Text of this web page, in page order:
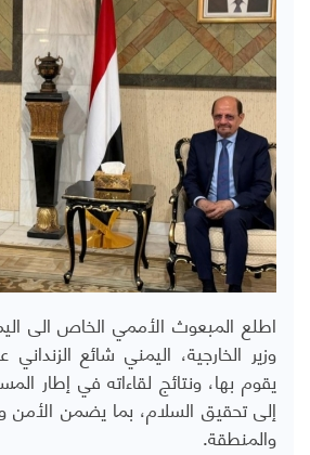
اطلع المبعوث الأممي الخاص الى
وزير الخارجية، اليمني شائع
يقوم بها، ونتائج لقاءاته في إطار
إلى تحقيق السلام، بما يضمن الأمن
والمنطقة.